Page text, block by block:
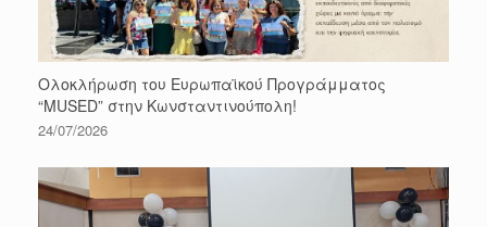
Ολοκλήρωση του Ευρωπαϊκού Προγράμματος
“MUSED” στην Κωνσταντινούπολη!
24/07/2026